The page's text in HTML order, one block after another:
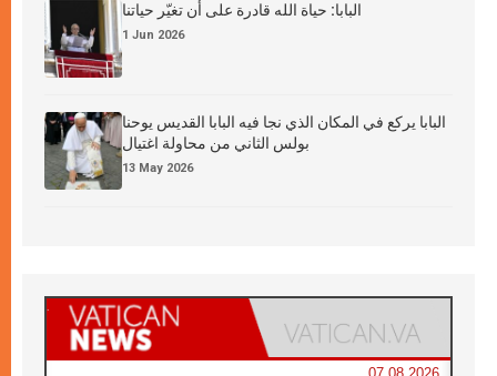
البابا: حياة الله قادرة على أن تغيّر حياتنا
1 Jun 2026
البابا يركع في المكان الذي نجا فيه البابا القديس يوحنا
بولس الثاني من محاولة اغتيال
13 May 2026